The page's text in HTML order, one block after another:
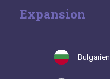
Expansion
Bulgarien